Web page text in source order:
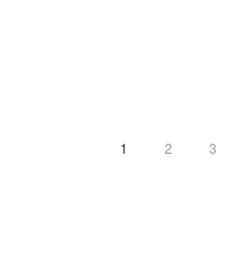
1 2 3